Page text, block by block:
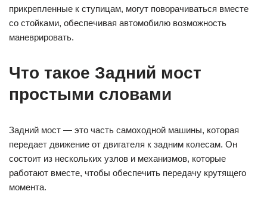
прикрепленные к ступицам, могут поворачиваться вместе
со стойками, обеспечивая автомобилю возможность
маневрировать.
Что такое Задний мост
простыми словами
Задний мост — это часть самоходной машины, которая
передает движение от двигателя к задним колесам. Он
состоит из нескольких узлов и механизмов, которые
работают вместе, чтобы обеспечить передачу крутящего
момента.